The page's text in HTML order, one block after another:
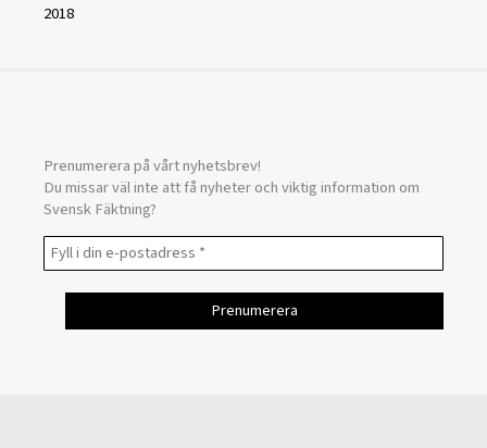
2018
Prenumerera på vårt nyhetsbrev!
Du missar väl inte att få nyheter och viktig information om
Svensk Fäktning?